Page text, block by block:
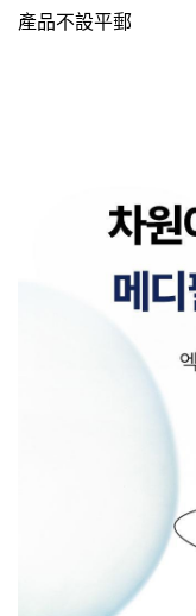
產品不設平郵